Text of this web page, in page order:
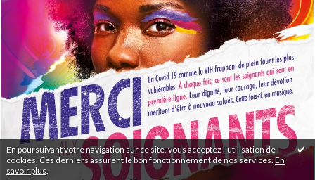
En poursuivant votre navigation sur ce site, vous acceptez l'utilisation de
cookies. Ces derniers assurent le bon fonctionnement de nos services.En
savoir plus